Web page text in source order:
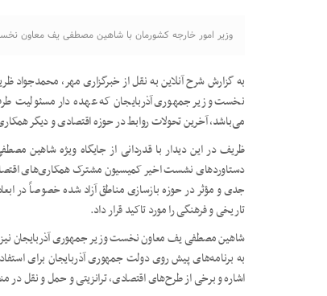
وزیر امور خارجه کشورمان با شاهین مصطفی یف معاون
به گزارش شرح آنلاین به نقل از خبرگزاری مهر،
نخست وزیر جمهوری آذربایجان که عهده دار مسئولیت
می‌باشد، آخرین تحولات روابط در حوزه اقتصادی و دیگر
ظریف در این دیدار با قدردانی از جایگاه ویژه شاهین
دستاوردهای نشست اخیر کمیسیون مشترک همکاری‌های
جدی و مؤثر در حوزه بازسازی مناطق آزاد شده خصوصاً در
تاریخی و فرهنگی را مورد تاکید قرار داد.
شاهین مصطفی یف معاون نخست وزیر جمهوری آذربایجان نیز
به برنامه‌های پیش روی دولت جمهوری آذربایجان برای
اشاره و برخی از طرح‌های اقتصادی، ترانزیتی و حمل و نقل در